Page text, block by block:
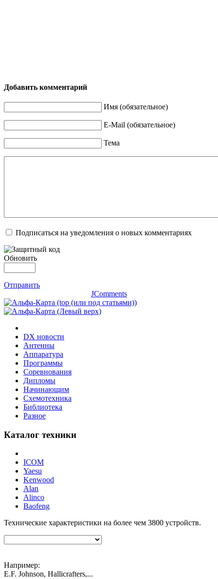
Добавить комментарий
Имя (обязательное)
E-Mail (обязательное)
Тема
Подписаться на уведомления о новых комментариях
Обновить
Отправить
JComments
DX новости
Антенны
Аппаратура
Программы
Соревнования
Дипломы
Начинающим
Схемотехника
Библиотека
Разное
Каталог техники
ICOM
Yaesu
Kenwood
Alan
Alinco
Baofeng
Технические характеристики на более чем 3800 устройств.
Например:
E.F. Johnson, Hallicrafters,...